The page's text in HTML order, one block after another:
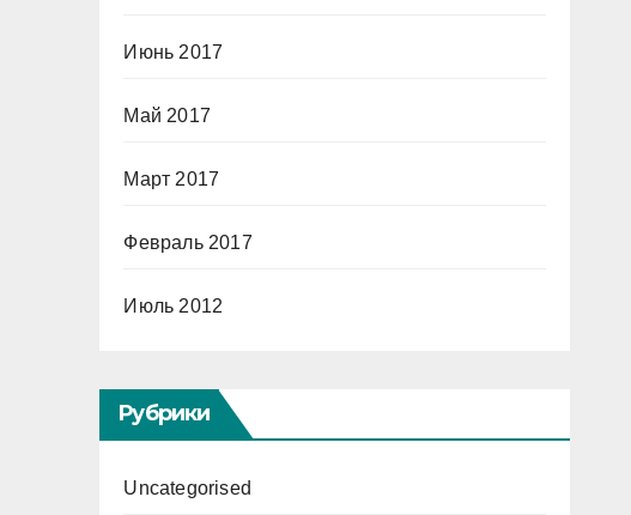
Июнь 2017
Май 2017
Март 2017
Февраль 2017
Июль 2012
Рубрики
Uncategorised